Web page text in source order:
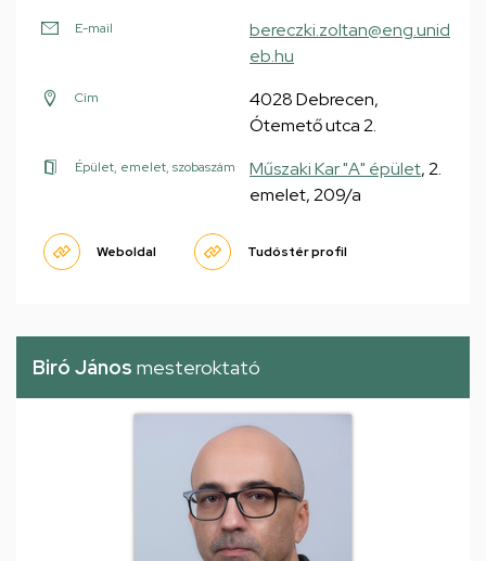
E-mail
bereczki.zoltan@eng.unid
eb.hu
Cím
4028 Debrecen,
Ótemető utca 2.
Épület, emelet, szobaszám Műszaki Kar "A" épület, 2.
emelet, 209/a
Weboldal Tudóstér profil
Biró János mesteroktató